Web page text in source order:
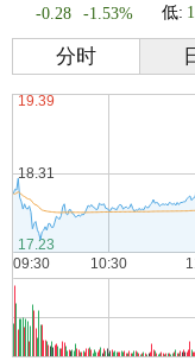
-0.28 -1.53%
低:
分时